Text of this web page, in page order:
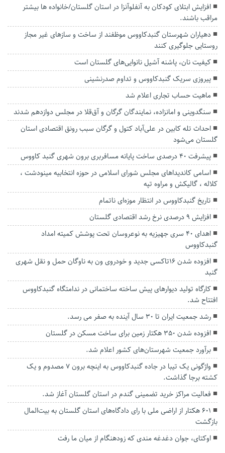
افزایش ابتلای کودکان به آنفلوآنزا در استان گلستان/خانواده ها بیشتر
مراقب باشند.
دهیاران شهرستان گنبدکاووس موظفند از ساخت و سازهای غیر مجاز
روستایی جلوگیری کنند
کیفیت نان، پاشنه آشیل نانوایی‌های گلستان است
پیروزی سریک گنبدکاووس و تداوم صدرنشینی
ماهیت حساب تجاری اعلام شد
سنگدوینی و امانزاده، نمایندگان گرگان و آق‌قلا در مجلس دوازدهم شدند
احداث تله کابین در علی‌آباد کتول و گرگان سبب رونق اقتصادی استان
گلستان می‌شود
پیشرفت ۴۰ درصدی ساخت پایانه مسافربری برون شهری گنبد کاووس
اسامی کاندیداهای مجلس شورای اسلامی در حوزه انتخابیه مینودشت ،
کلاله ، گالیکش و مراوه تپه
تاریخ گنبدکاووس در انتظار موزه‌ای ناتمام
افزایش ۹ درصدی نرخ رشد اقتصادی گلستان
اهدای ۴٠ سری جهیزیه به نوعروسان تحت پوشش کمیته امداد
گنبدکاووس
افزوده شدن ۱۶تاکسی جدید و خودروی ون به ناوگان حمل و نقل شهری
گنبد
کارگاه تولید دیوارهای پیش ساخته ساختمانی در ندامتگاه گنبدکاووس
افتتاح شد.
رشد جمعیت ایران تا ۳۰ سال آینده به صفر می رسد.
افزوده شدن ۳۵۰ هکتار زمین برای ساخت مسکن در گلستان
برآورد جمعیت شهرستان‌های کشور اعلام شد.
واژگونی یک تیبا در جاده گنبدکاووس به اینچه برون ۷ مصدوم و یک
کشته برجا گذاشت.
فعالیت مراکز خرید تضمینی گندم در استان گلستان آغاز شد.
۶۰۱ هکتار از اراضی ملی با رای دادگاه‌های استان گلستان به بیت‌المال
بازگشت
اوکتای، جوان دغدغه مندی که زودهنگام از میان ما رفت